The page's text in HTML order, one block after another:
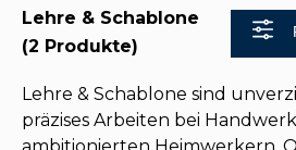
Lehre & Schablone
(2 Produkte)
Lehre & Schablone sind
präzises Arbeiten bei